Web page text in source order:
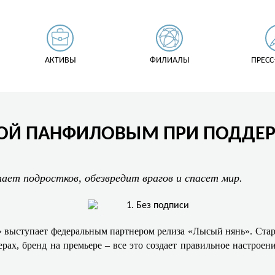
АКТИВЫ ФИЛИАЛЫ
ПАНФИЛОВЫМ ПРИ
подростков, обезвредит врагов и спасет мир.
федеральным партнером релиза «Лысый нянь».
бренд на премьере – все это создает правильное